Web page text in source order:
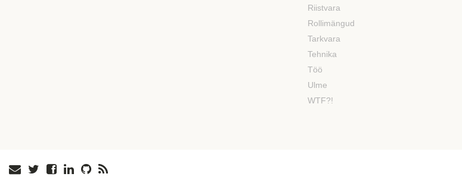
Riistvara
Rollimängud
Tarkvara
Tehnika
Töö
Ulme
WTF?!